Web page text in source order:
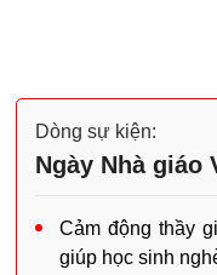
Dòng sự kiện:
Ngày Nhà giáo
Cảm động thầy
giúp học sinh